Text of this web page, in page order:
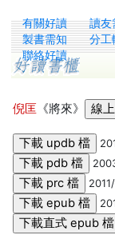
有關好讀 讀友
製書需知
分工
聯絡好讀
倪匡 《將來》